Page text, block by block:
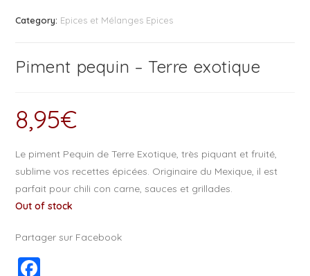
Category: Epices et Mélanges Epices
Piment pequin – Terre exotique
8,95€
Le piment Pequin de Terre Exotique, très piquant et fruité,
sublime vos recettes épicées. Originaire du Mexique, il est
parfait pour chili con carne, sauces et grillades.
Out of stock
Partager sur Facebook